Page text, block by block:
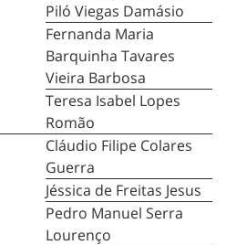
Piló Viegas Damásio
Fernanda Maria
Barquinha Tavares
Vieira Barbosa
Teresa Isabel Lopes
Romão
Cláudio Filipe Colares
Guerra
Jéssica de Freitas Jesus
Pedro Manuel Serra
Lourenço